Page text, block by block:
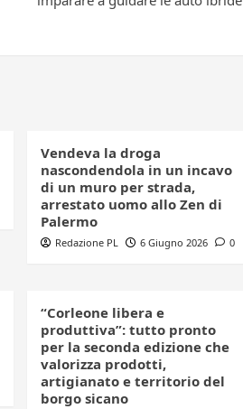
Vendeva la droga
nascondendola in un incavo
di un muro per strada,
arrestato uomo allo Zen di
Palermo
Redazione PL 6 Giugno 2026 0
“Corleone libera e
produttiva”: tutto pronto
per la seconda edizione che
valorizza prodotti,
artigianato e territorio del
borgo sicano